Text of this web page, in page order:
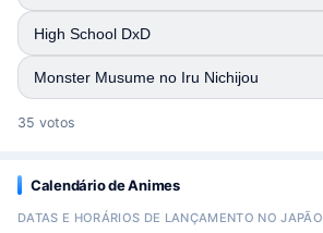
High School DxD
Monster Musume no Iru Nichijou
35 votos
Calendário de Animes
DATAS E HORÁRIOS DE LANÇAMENTO NO JAPÃO